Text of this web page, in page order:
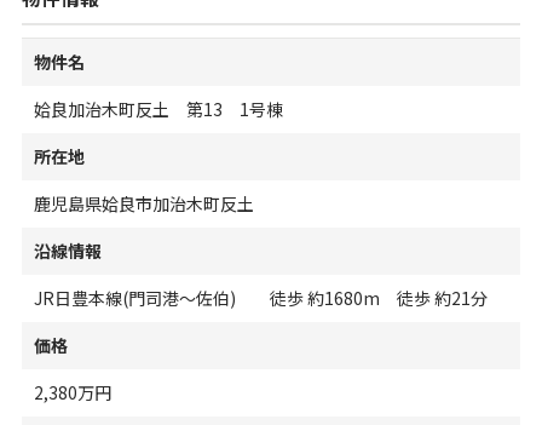
物件名
姶良加治木町反土 第13 1号棟
所在地
鹿児島県姶良市加治木町反土
沿線情報
JR日豊本線(門司港～佐伯) 徒歩 約1680m 徒歩 約21分
価格
2,380万円